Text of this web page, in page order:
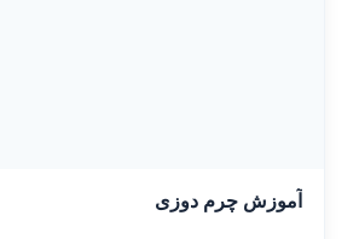
آموزش چرم دوزی